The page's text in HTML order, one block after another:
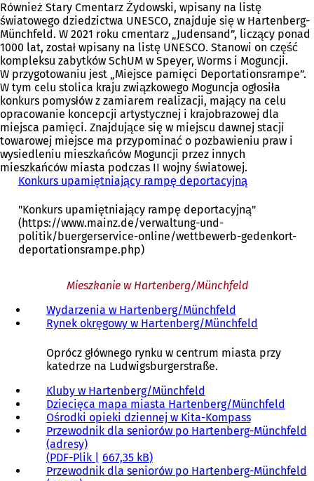
Również Stary Cmentarz Żydowski, wpisany na listę
światowego dziedzictwa UNESCO, znajduje się w Hartenberg-
Münchfeld. W 2021 roku cmentarz „Judensand”, liczący ponad
1000 lat, został wpisany na listę UNESCO. Stanowi on część
kompleksu zabytków SchUM w Speyer, Worms i Moguncji.
W przygotowaniu jest „Miejsce pamięci Deportationsrampe”.
W tym celu stolica kraju związkowego Moguncja ogłosiła
konkurs pomysłów z zamiarem realizacji, mający na celu
opracowanie koncepcji artystycznej i krajobrazowej dla
miejsca pamięci. Znajdujące się w miejscu dawnej stacji
towarowej miejsce ma przypominać o pozbawieniu praw i
wysiedleniu mieszkańców Moguncji przez innych
mieszkańców miasta podczas II wojny światowej.
Konkurs upamiętniający rampę deportacyjną
"Konkurs upamiętniający rampę deportacyjną"
(https://www.mainz.de/verwaltung-und-
politik/buergerservice-online/wettbewerb-gedenkort-
deportationsrampe.php)
Mieszkanie w Hartenberg/Münchfeld
Wydarzenia w Hartenberg/Münchfeld
Rynek okręgowy w Hartenberg/Münchfeld
Oprócz głównego rynku w centrum miasta przy
katedrze na Ludwigsburgerstraße.
Kluby w Hartenberg/Münchfeld
Dziecięca mapa miasta Hartenberg/Münchfeld
Ośrodki opieki dziennej w Kita-Kompass
Przewodnik dla seniorów po Hartenberg-Münchfeld
(adresy)
PDF-Plik
667,35 kB
Przewodnik dla seniorów po Hartenberg-Münchfeld